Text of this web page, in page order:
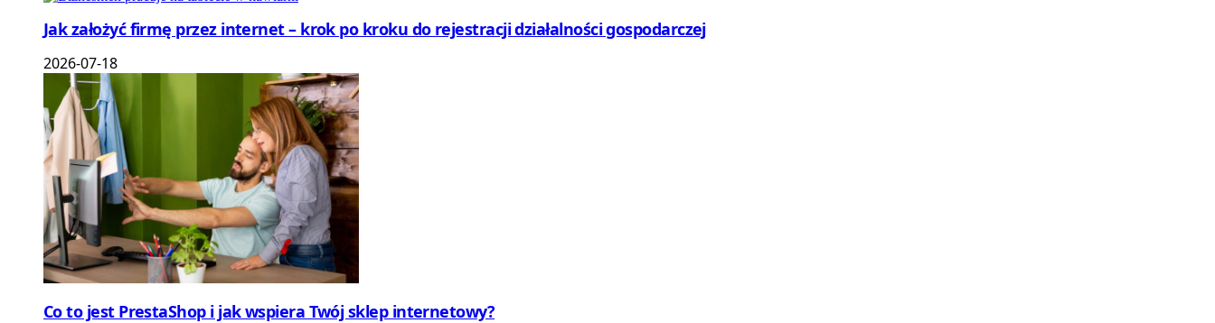
Jak założyć firmę przez internet – krok po kroku do rejestracji działalności gospodarczej
2026-07-18
Co to jest PrestaShop i jak wspiera Twój sklep internetowy?